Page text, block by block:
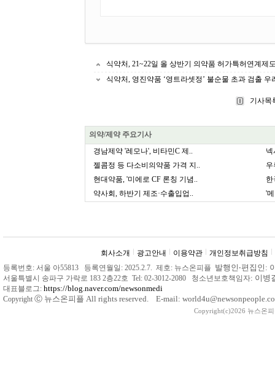
식약처, 21~22일 올 상반기 의약품 허가특허연계제
식약처, 영진약품 ‘영트라셋정’ 불순물 초과 검출
기사목
의약/제약 주요기사
경남제약 '레모나', 비타민C 제..
넥
젤콤정 등 다소비의약품 가격 지..
우
현대약품, '미에로 CF 론칭 기념..
한
약사회, 하반기 제조·수출입업..
'
회사소개 광고안내 이용약관
개인정보취급방침
등록번호: 서울 아55813 등록연월일: 2025.2.7. 제호: 뉴스온피플 발행인 ‧편집인:
서울특별시 송파구 가락로 183 2층22호 Tel: 02-3012-2080 청소년보호책임자: 이
대표블로그: https://blog.naver.com/newsonmedi
Copyright Ⓒ 뉴스온피플 All rights reserved. E-mail:
Copyright(c)2026 뉴스온